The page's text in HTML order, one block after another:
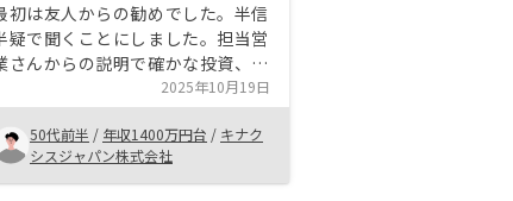
初は友人からの勧めでした。半信
疑で聞くことにしました。担当営
さんからの説明で確かな投資、節
税プランに納得でき、しかも手間が
かることがなく購入検討していま
した。物件を選ぶ際にも、選択肢が
く希望するものがすぐ見つけまし
。
2025年10月19日
50代前半 / 年収1400万円台 / キナク
シスジャパン株式会社